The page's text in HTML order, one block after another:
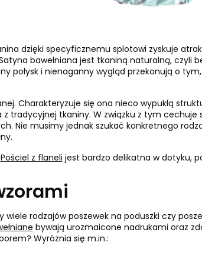
dzięki specyficznemu splotowi zyskuje
bawełniana jest tkaniną naturalną, czyli
połysk i nienaganny wygląd przekonują o
Charakteryzuje się ona nieco wypukłą
tradycyjnej tkaniny. W związku z tym cechuje
Nie musimy jednak szukać konkretnego
Pościel z flaneli jest bardzo delikatna w dotyku,
rodzajów poszewek na poduszki czy
bywają urozmaicone nadrukami oraz
Wyróżnia się m.in.: